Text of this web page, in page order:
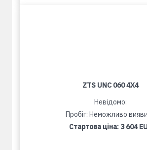
ZTS UNC 060 4X4
Невідомо:
Пробіг: Неможливо
Стартова ціна: 3 604